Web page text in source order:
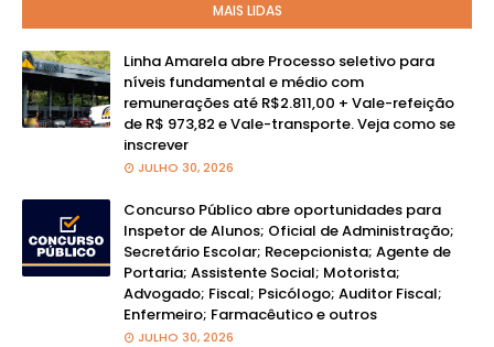
MAIS LIDAS
Linha Amarela abre Processo seletivo para
níveis fundamental e médio com
remunerações até R$2.811,00 + Vale-refeição
de R$ 973,82 e Vale-transporte. Veja como se
inscrever
JULHO 30, 2026
Concurso Público abre oportunidades para
Inspetor de Alunos; Oficial de Administração;
Secretário Escolar; Recepcionista; Agente de
Portaria; Assistente Social; Motorista;
Advogado; Fiscal; Psicólogo; Auditor Fiscal;
Enfermeiro; Farmacêutico e outros
JULHO 30, 2026